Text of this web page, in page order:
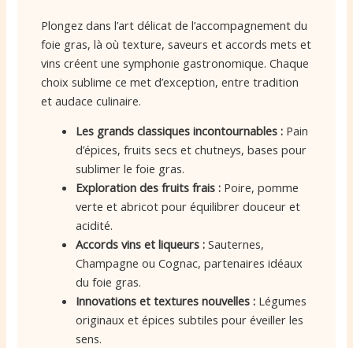
Plongez dans l’art délicat de l’accompagnement du
foie gras, là où texture, saveurs et accords mets et
vins créent une symphonie gastronomique. Chaque
choix sublime ce met d’exception, entre tradition
et audace culinaire.
Les grands classiques incontournables : Pain
d’épices, fruits secs et chutneys, bases pour
sublimer le foie gras.
Exploration des fruits frais : Poire, pomme
verte et abricot pour équilibrer douceur et
acidité.
Accords vins et liqueurs : Sauternes,
Champagne ou Cognac, partenaires idéaux
du foie gras.
Innovations et textures nouvelles : Légumes
originaux et épices subtiles pour éveiller les
sens.